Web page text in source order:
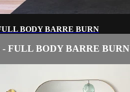
BODY BARRE BURN
- FULL BODY BARRE BURN